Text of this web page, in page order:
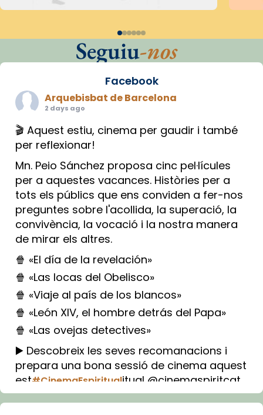
Seguiu-nos
Facebook
Arquebisbat de Barcelona
2 days ago
🎬 Aquest estiu, cinema per gaudir i també
per reflexionar!
Mn. Peio Sánchez proposa cinc pel·lícules
per a aquestes vacances. Històries per a
tots els públics que ens conviden a fer-nos
preguntes sobre l'acollida, la superació, la
convivència, la vocació i la nostra manera
de mirar els altres.
🍿 «El día de la revelación»
🍿 «Las locas del Obelisco»
🍿 «Viaje al país de los blancos»
🍿 «León XIV, el hombre detrás del Papa»
🍿 «Las ovejas detectives»
▶️ Descobreix les seves recomanacions i
prepara una bona sessió de cinema aquest
est#CinemaEspiritualitual @cinemaspiritcat
Imatge: Generada amb IA (OpenAI)